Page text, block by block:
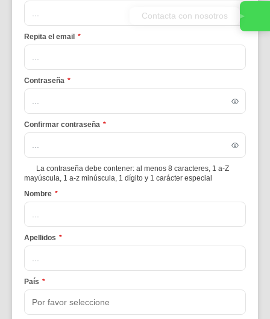
Repita el email *
Contraseña *
Confirmar contraseña *
La contraseña debe contener: al menos 8 caracteres, 1 a-Z
mayúscula, 1 a-z minúscula, 1 dígito y 1 carácter especial
Nombre *
Apellidos *
País *
Contacta con nosotros